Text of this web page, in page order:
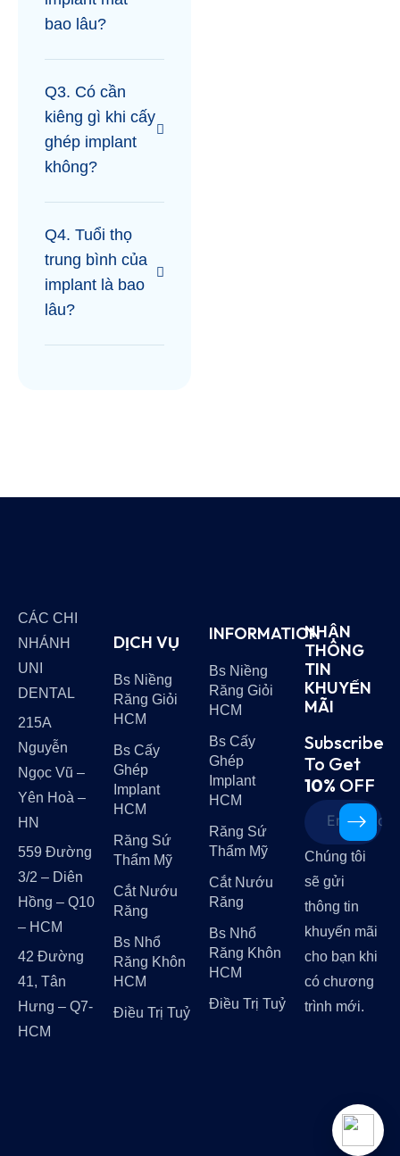
bao lâu?
Q3. Có cần
kiêng gì khi cấy
ghép implant
không?
Q4. Tuổi thọ
trung bình của
implant là bao
lâu?
CÁC CHI
NHÁNH
UNI
DENTAL
215A
Nguyễn
Ngọc Vũ –
Yên Hoà –
HN
559 Đường
3/2 – Diên
Hồng – Q10
– HCM
42 Đường
41, Tân
Hưng – Q7-
HCM
DỊCH VỤ
Bs Niềng
Răng Giỏi
HCM
Bs Cấy
Ghép
Implant
HCM
Răng Sứ
Thẩm Mỹ
Cắt Nướu
Răng
Bs Nhổ
Răng Khôn
HCM
Điều Trị Tuỷ
INFORMATION
Bs Niềng
Răng Giỏi
HCM
Bs Cấy
Ghép
Implant
HCM
Răng Sứ
Thẩm Mỹ
Cắt Nướu
Răng
Bs Nhổ
Răng Khôn
HCM
Điều Trị Tuỷ
NHẬN
THÔNG
TIN
KHUYẾN
MÃI
Subscribe
To Get
10% OFF
Chúng tôi
sẽ gửi
thông tin
khuyến mãi
cho bạn khi
có chương
trình mới.